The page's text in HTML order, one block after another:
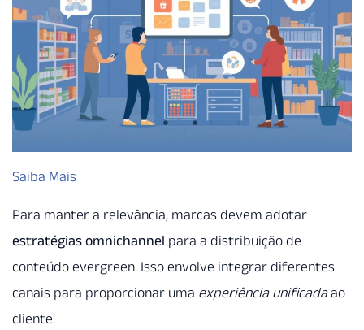
Saiba Mais
Para manter a relevância, marcas devem adotar
estratégias omnichannel para a distribuição de
conteúdo evergreen. Isso envolve integrar diferentes
canais para proporcionar uma experiência unificadaao
cliente.